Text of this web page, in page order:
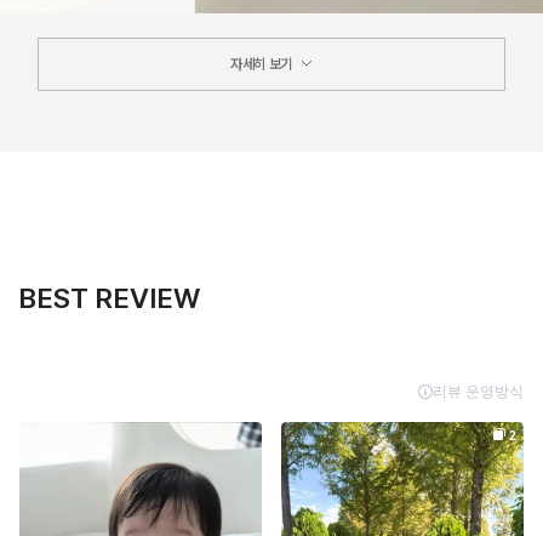
자세히 보기
BEST REVIEW